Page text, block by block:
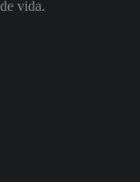
vida.